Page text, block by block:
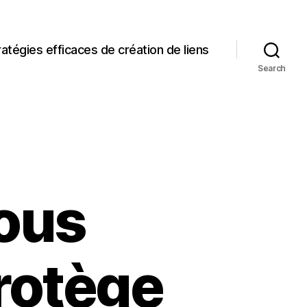
efficaces de création de liens
Search